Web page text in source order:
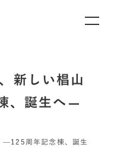
新しい椙山
、誕生へ—
—125周年記念棟、誕生